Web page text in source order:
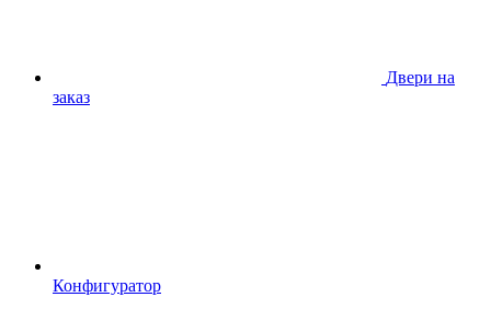
Двери на
заказ
Конфигуратор